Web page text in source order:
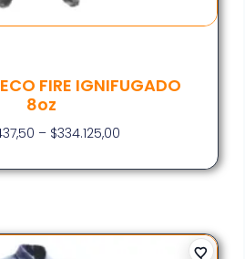
FIRE IGNIFUGADO
8oz
– $334.125,00